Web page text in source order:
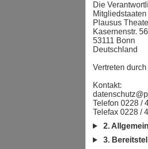
Die
Plausus
Kasernenstr. 56
53111 Bonn
Deutschland
Vertreten
Kontakt:
Telefon 0228 /
Telefax 0228 /
2.
3.